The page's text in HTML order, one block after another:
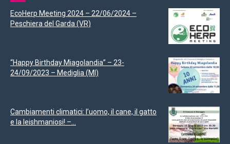
EcoHerp Meeting 2024 – 22/06/2024 –
Peschiera del Garda (VR)
“Happy Birthday Miagolandia” – 23-
24/09/2023 – Mediglia (MI)
Cambiamenti climatici: l’uomo, il cane, il gatto
e la leishmaniosi! –...